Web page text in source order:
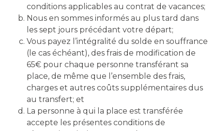
conditions applicables au contrat de vacances;
Nous en sommes informés au plus tard dans
les sept jours précédant votre départ;
Vous payez l’intégralité du solde en souffrance
(le cas échéant), des frais de modification de
65€ pour chaque personne transférant sa
place, de même que l’ensemble des frais,
charges et autres coûts supplémentaires dus
au transfert; et
La personne à qui la place est transférée
accepte les présentes conditions de